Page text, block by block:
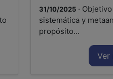
31/10/2025·
sistemática y
propósito...
Ver